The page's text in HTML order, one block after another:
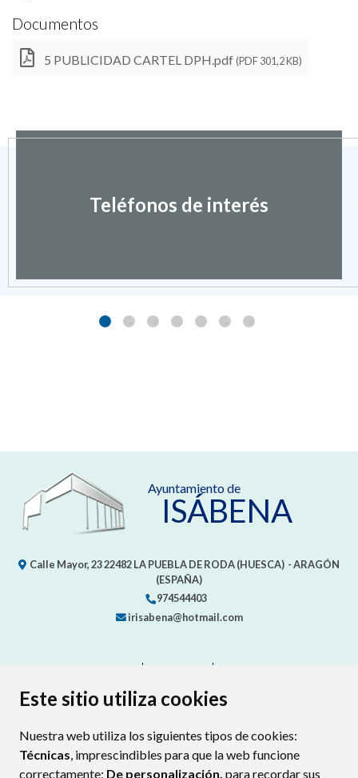
Este sitio utiliza cookies
Nuestra web utiliza los siguientes tipos de cookies:
Técnicas, imprescindibles para que la web funcione
correctamente; De personalización, para recordar sus
Documentos
5 PUBLICIDAD CARTEL DPH.pdf(PDF 301,2 KB)
Teléfonos de interés
Ayuntamiento de
ISÁBENA
Calle Mayor, 2322482LA PUEBLA DE RODA (HUESCA) - ARAGÓN
(ESPAÑA)
974544403
irisabena@hotmail.com
PROTECCIÓN DE DATOS
POLÍTICA DE COOKIES